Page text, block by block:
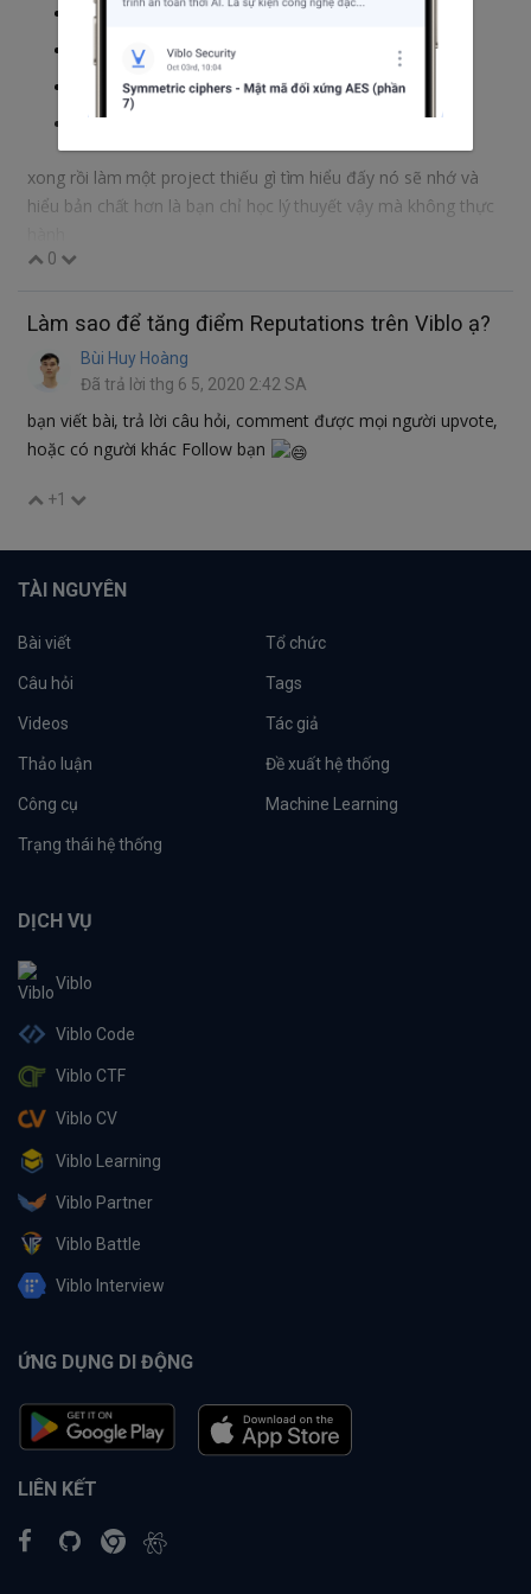
kết nối với DB -Router
Chia theo mô mình MVC -Middleware
Cookie
Authentication
xong rồi làm một project thiếu gì tìm hiểu đấy nó sẽ nhớ và
hiểu bản chất hơn là bạn chỉ học lý thuyết vậy mà không thực
0
Làm sao để tăng điểm Reputations trên Viblo ạ?
Bùi Huy Hoàng
Đã trả lời thg 6 5, 2020 2:42 SA
bạn viết bài, trả lời câu hỏi, comment được mọi người upvote,
hoặc có người khác Follow bạn
+1
TÀI NGUYÊN
Bài viết Tổ chức
Câu hỏi Tags
Videos Tác giả
Thảo luận Đề xuất hệ thống
Công cụ Machine Learning
Trạng thái hệ thống
DỊCH VỤ
Viblo
Viblo Code
Viblo CTF
Viblo CV
Viblo Learning
Viblo Partner
Viblo Battle
Viblo Interview
ỨNG DỤNG DI ĐỘNG
LIÊN KẾT